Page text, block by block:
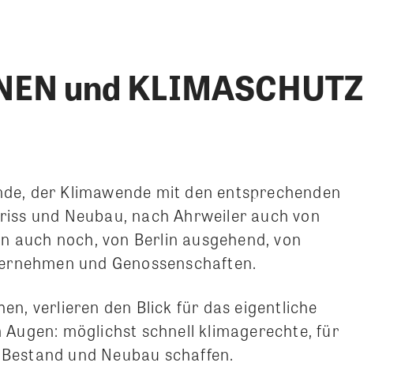
und KLIMASCHUTZ
der Klimawende mit den entsprechenden
und Neubau, nach Ahrweiler auch von
auch noch, von Berlin ausgehend, von
und Genossenschaften.
verlieren den Blick für das eigentliche
möglichst schnell klimagerechte, für
und Neubau schaffen.